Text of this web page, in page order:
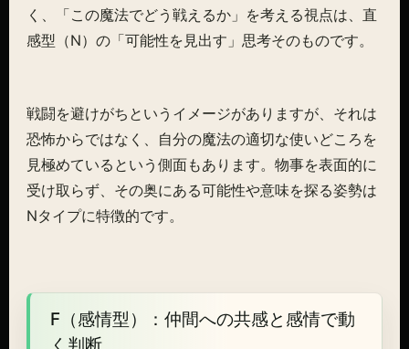
く、「この魔法でどう戦えるか」を考える視点は、直
感型（N）の「可能性を見出す」思考そのものです。
戦闘を避けがちというイメージがありますが、それは
恐怖からではなく、自分の魔法の適切な使いどころを
見極めているという側面もあります。物事を表面的に
受け取らず、その奥にある可能性や意味を探る姿勢は
Nタイプに特徴的です。
F（感情型）：仲間への共感と感情で動
く判断